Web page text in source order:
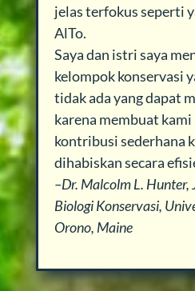
jelas terfokus seperti
AlTo.
Saya dan istri saya
kelompok konservasi
tidak ada yang dapat
karena membuat kami
kontribusi sederhana
dihabiskan secara
–Dr. Malcolm L. Hunter,
Biologi Konservasi,
Orono, Maine